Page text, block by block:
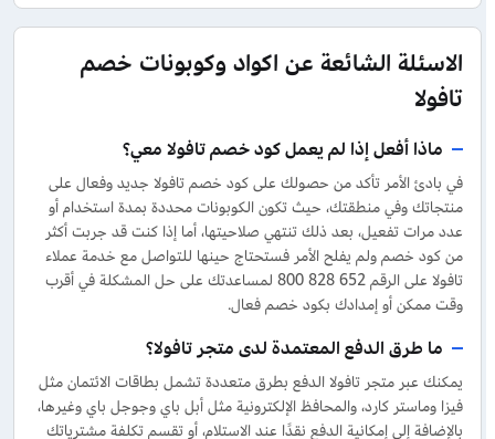
الاسئلة الشائعة عن اكواد وكوبونات خصم
تافولا
ماذا أفعل إذا لم يعمل كود خصم تافولا معي؟
في بادئ الأمر تأكد من حصولك على كود خصم تافولا جديد وفعال على
منتجاتك وفي منطقتك، حيث تكون الكوبونات محددة بمدة استخدام أو
عدد مرات تفعيل، بعد ذلك تنتهي صلاحيتها، أما إذا كنت قد جربت أكثر
من كود خصم ولم يفلح الأمر فستحتاج حينها للتواصل مع خدمة عملاء
تافولا على الرقم 652 828 800 لمساعدتك على حل المشكلة في أقرب
وقت ممكن أو إمدادك بكود خصم فعال.
ما طرق الدفع المعتمدة لدى متجر تافولا؟
يمكنك عبر متجر تافولا الدفع بطرق متعددة تشمل بطاقات الائتمان مثل
فيزا وماستر كارد، والمحافظ الإلكترونية مثل أبل باي وجوجل باي وغيرها،
بالإضافة إلى إمكانية الدفع نقدًا عند الاستلام، أو تقسم تكلفة مشترياتك